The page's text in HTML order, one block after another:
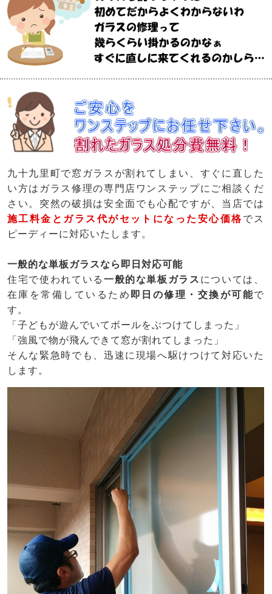
九十九里町で窓ガラスが割れてしまい、すぐに直した
い方はガラス修理の専門店ワンステップにご相談くだ
さい。突然の破損は安全面でも心配ですが、当店では
施工料金とガラス代がセットになった安心価格でス
ピーディーに対応いたします。
一般的な単板ガラスなら即日対応可能
住宅で使われている 一般的な単板ガラス については、
在庫を常備しているため 即日の修理・交換が可能で
す。
「子どもが遊んでいてボールをぶつけてしまった」
「強風で物が飛んできて窓が割れてしまった」
そんな緊急時でも、迅速に現場へ駆けつけて対応いた
します。